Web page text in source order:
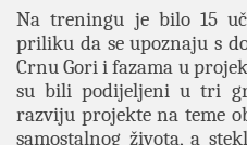
Na treningu je bilo 15
priliku da se upoznaju s
Crnu Gori i fazama u
su bili podijeljeni u tri
razviju projekte na teme
samostalnog života, a